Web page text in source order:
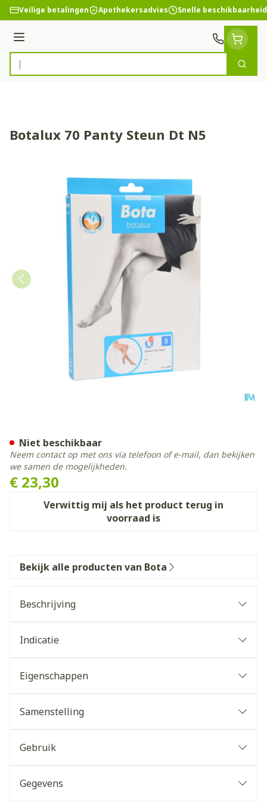
Ga naar de inhoud
Veilige betalingen Apothekersadvies Snelle beschikbaarheid
Menu
Product, merk, categorie...
Zoek
Botalux 70 Panty Steun Dt N5
€ 23,30
Verwittig mij als het product terug in
voorraad is
Niet beschikbaar
Neem contact op met ons via telefoon of e-mail, dan bekijken
we samen de mogelijkheden.
Bekijk alle producten van Bota
Beschrijving
Indicatie
Eigenschappen
Samenstelling
Gebruik
Gegevens